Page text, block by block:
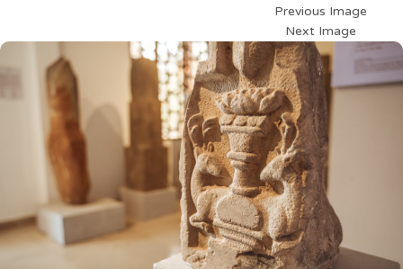
Previous Image
Next Image